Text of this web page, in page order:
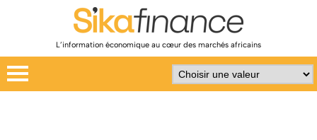
L’information économique au cœur des marchés africains